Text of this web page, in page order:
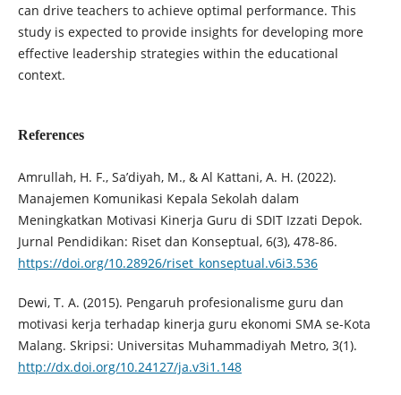
can drive teachers to achieve optimal performance. This
study is expected to provide insights for developing more
effective leadership strategies within the educational
context.
References
Amrullah, H. F., Sa’diyah, M., & Al Kattani, A. H. (2022).
Manajemen Komunikasi Kepala Sekolah dalam
Meningkatkan Motivasi Kinerja Guru di SDIT Izzati Depok.
Jurnal Pendidikan: Riset dan Konseptual, 6(3), 478-86.
https://doi.org/10.28926/riset_konseptual.v6i3.536
Dewi, T. A. (2015). Pengaruh profesionalisme guru dan
motivasi kerja terhadap kinerja guru ekonomi SMA se-Kota
Malang. Skripsi: Universitas Muhammadiyah Metro, 3(1).
http://dx.doi.org/10.24127/ja.v3i1.148